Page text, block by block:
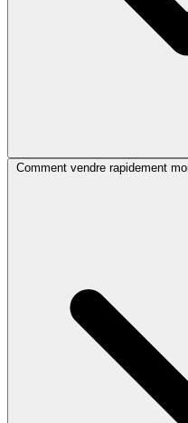
Comment vendre rapidement